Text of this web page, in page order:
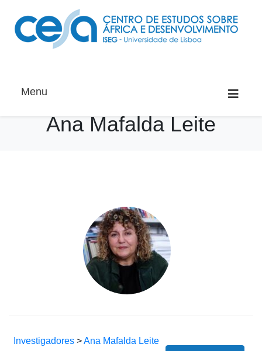
Menu
Ana Mafalda Leite
Investigadores >Ana Mafalda Leite